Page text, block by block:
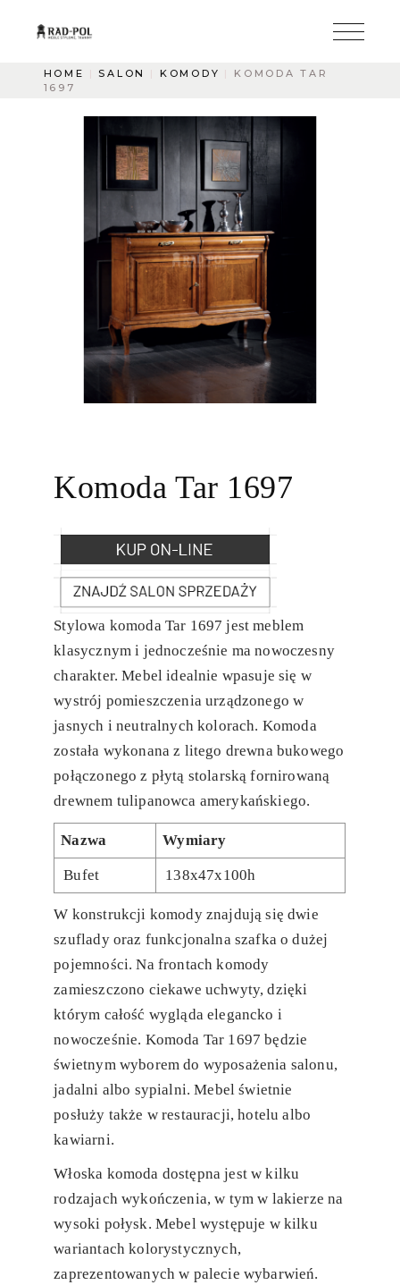
HOME SALON KOMODY
KOMODA TAR
1697
Komoda Tar 1697
Stylowa komoda Tar 1697 jest meblem
klasycznym i jednocześnie ma nowoczesny
charakter. Mebel idealnie wpasuje się w
wystrój pomieszczenia urządzonego w
jasnych i neutralnych kolorach. Komoda
została wykonana z litego drewna bukowego
połączonego z płytą stolarską fornirowaną
drewnem tulipanowca amerykańskiego.
Nazwa Wymiary
Bufet 138x47x100h
W konstrukcji komody znajdują się dwie
szuflady oraz funkcjonalna szafka o dużej
pojemności. Na frontach komody
zamieszczono ciekawe uchwyty, dzięki
którym całość wygląda elegancko i
nowocześnie. Komoda Tar 1697 będzie
świetnym wyborem do wyposażenia salonu,
jadalni albo sypialni. Mebel świetnie
posłuży także w restauracji, hotelu albo
kawiarni.
Włoska komoda dostępna jest w kilku
rodzajach wykończenia, w tym w lakierze na
wysoki połysk. Mebel występuje w kilku
wariantach kolorystycznych,
zaprezentowanych w palecie wybarwień.